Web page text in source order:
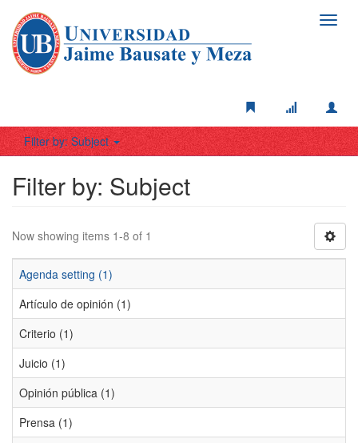
Filter by: Subject
Filter by: Subject
Now showing items 1-8 of 1
Agenda setting (1)
Artículo de opinión (1)
Criterio (1)
Juicio (1)
Opinión pública (1)
Prensa (1)